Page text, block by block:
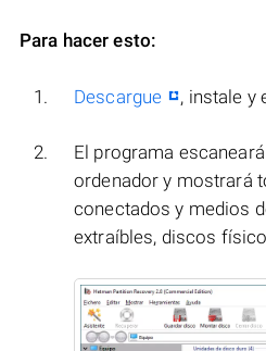
Para hacer esto:
Descargue , instale y
El programa
ordenador y mostrará
conectados y medios
extraíbles, discos